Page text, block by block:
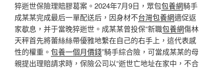
猝逝世保險理賠膠葛案。2024年7月9日，眾包包養網騎手
成某某完成最后一單配送后，因身材不台灣包養網適促返
家歇息，并于當晚猝逝世。成某某曾投保“新職包養網傷林
天秤首先將蕾絲絲帶優雅地繫在自己的右手上，這代表感
性的權重。 包養一個月價錢”騎手綜合險，可當成某某的母
親提出理賠請求時，保險公司以“逝世亡地址在家中，不合